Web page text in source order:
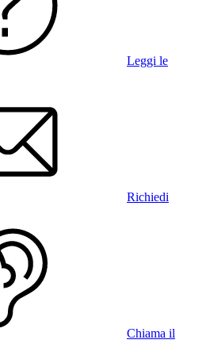
Leggi le
Richiedi
Chiama il